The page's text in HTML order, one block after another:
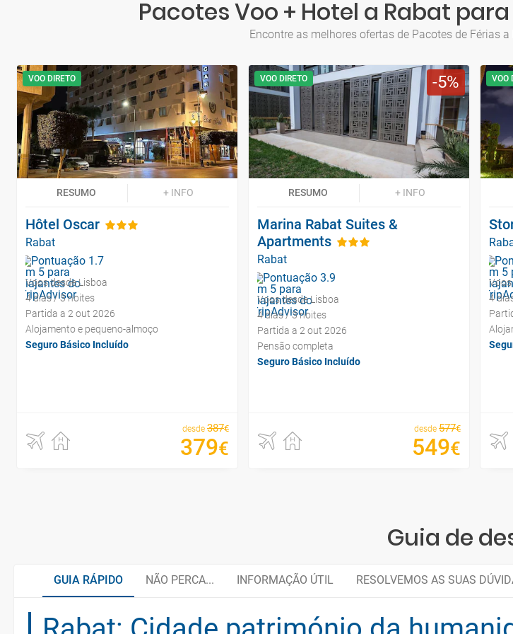
Pacotes Voo + Hotel a Rabat
Encontre as melhores ofertas de Pacotes de Férias
VOO DIRETO
RESUMO + INFO
Hôtel Oscar
Rabat
Voos desde Lisboa
4 dias / 3 noites
Partida a 2 out 2026
Alojamento e pequeno-almoço
Seguro Básico Incluído
desde 387€
379€
5
VOO DIRETO
RESUMO + INFO
Marina Rabat Suites &
Apartments
Rabat
Voos desde Lisboa
4 dias / 3 noites
Partida a 2 out 2026
Pensão completa
Seguro Básico Incluído
desde 577€
549€
VOO
Voos
4
Guia de
GUIA RÁPIDO NÃO PERCA... INFORMAÇÃO ÚTIL RESOLVEMOS AS SUAS